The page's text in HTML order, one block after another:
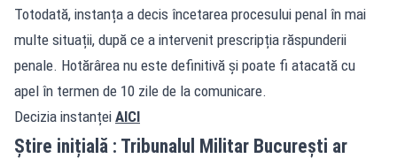
Totodată, instanța a decis încetarea procesului penal în mai
multe situații, după ce a intervenit prescripția răspunderii
penale. Hotărârea nu este definitivă și poate fi atacată cu
apel în termen de 10 zile de la comunicare.
Decizia instanței AICI
Știre inițială : Tribunalul Militar București ar